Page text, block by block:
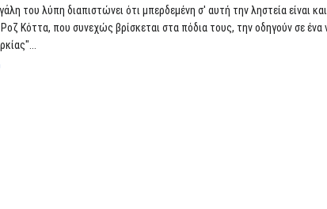
του λύπη διαπιστώνει ότι μπερδεμένη σ' αυτή την ληστεία είναι
Κόττα, που συνεχώς βρίσκεται στα πόδια τους, την οδηγούν σε